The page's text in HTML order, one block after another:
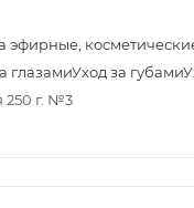
эфирные,
глазамиУход за губами
250 г. №3